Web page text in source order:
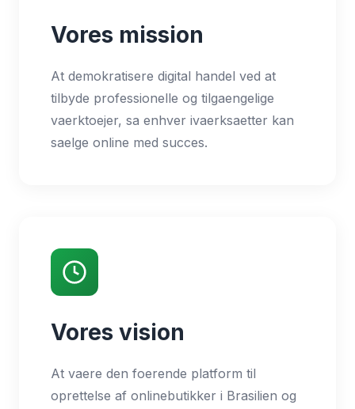
Vores mission
At demokratisere digital handel ved at
tilbyde professionelle og tilgaengelige
vaerktoejer, sa enhver ivaerksaetter kan
saelge online med succes.
Vores vision
At vaere den foerende platform til
oprettelse af onlinebutikker i Brasilien og